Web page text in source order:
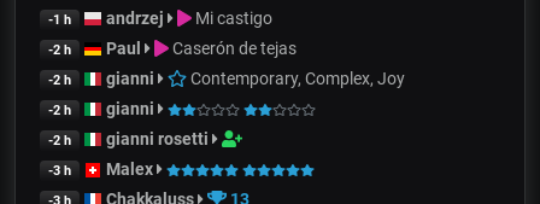
-1 h andrzej Mi castigo
-2 h Paul Caserón de tejas
-2 h gianni Contemporary, Complex, Joy
-2 h gianni
-2 h gianni rosetti
-3 h Malex
Chakkaluss 13